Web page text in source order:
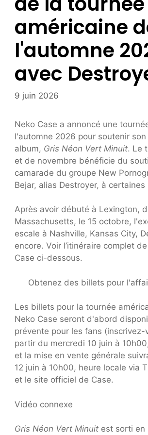
américaine
l'automne
avec
9 juin 2026
Neko Case a annoncé une
l'automne 2026 pour soutenir
album, Gris Néon Vert Minuit. Le
et de novembre bénéficie du
camarade du groupe New
Bejar, alias Destroyer, à certaines
Après avoir débuté à Lexington,
Massachusetts, le 15 octobre,
escale à Nashville, Kansas City,
encore. Voir l’itinéraire complet
Case ci-dessous.
Obtenez des billets pour
Les billets pour la tournée
Neko Case seront d'abord
prévente pour les fans (inscrivez-
partir du mercredi 10 juin à
et la mise en vente générale
12 juin à 10h00, heure locale via
et le site officiel de Case.
Vidéo connexe
Gris Néon Vert Minuit est sorti en